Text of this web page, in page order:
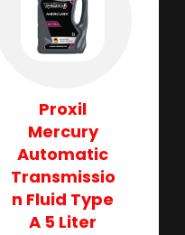
Proxil
Mercury
Automatic
Transmissio
n Fluid​ Type
A 5 Liter